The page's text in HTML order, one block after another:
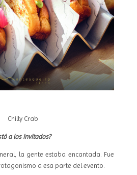
Chilly Crab
a los invitados?
la gente estaba encantada. Fue
a esa parte del evento.